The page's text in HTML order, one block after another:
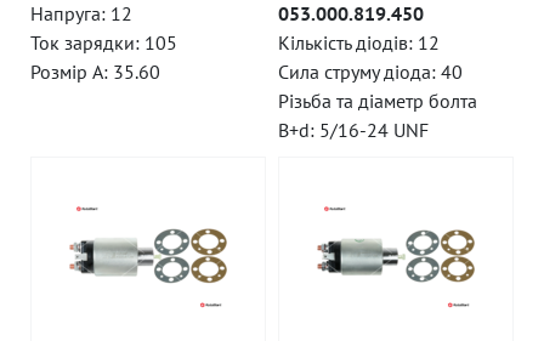
Напруга: 12
Ток зарядки: 105
Розмір A: 35.60
053.000.819.450
Кількість діодів: 12
Сила струму діода: 40
Різьба та діаметр болта
B+d: 5/16-24 UNF